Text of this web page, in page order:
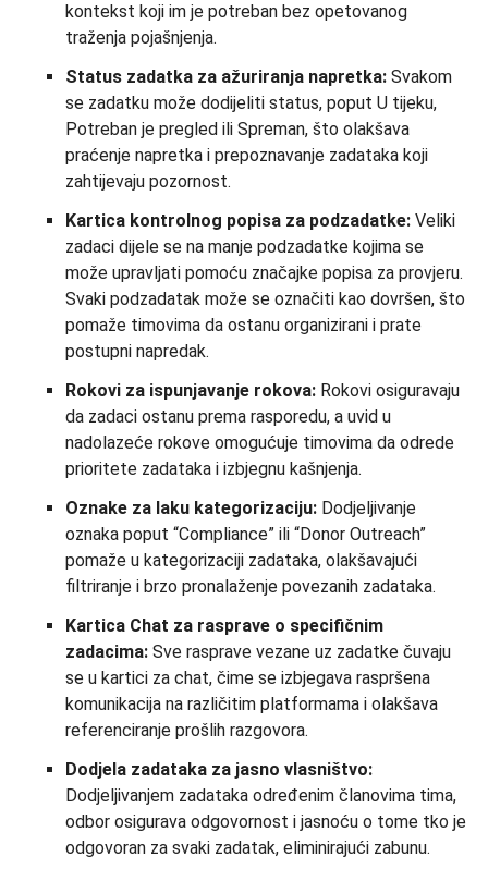
kontekst koji im je potreban bez opetovanog
traženja pojašnjenja.
Status zadatka za ažuriranja napretka: Svakom
se zadatku može dodijeliti status, poput U tijeku,
Potreban je pregled ili Spreman, što olakšava
praćenje napretka i prepoznavanje zadataka koji
zahtijevaju pozornost.
Kartica kontrolnog popisa za podzadatke: Veliki
zadaci dijele se na manje podzadatke kojima se
može upravljati pomoću značajke popisa za provjeru.
Svaki podzadatak može se označiti kao dovršen, što
pomaže timovima da ostanu organizirani i prate
postupni napredak.
Rokovi za ispunjavanje rokova: Rokovi osiguravaju
da zadaci ostanu prema rasporedu, a uvid u
nadolazeće rokove omogućuje timovima da odrede
prioritete zadataka i izbjegnu kašnjenja.
Oznake za laku kategorizaciju: Dodjeljivanje
oznaka poput “Compliance” ili “Donor Outreach”
pomaže u kategorizaciji zadataka, olakšavajući
filtriranje i brzo pronalaženje povezanih zadataka.
Kartica Chat za rasprave o specifičnim
zadacima: Sve rasprave vezane uz zadatke čuvaju
se u kartici za chat, čime se izbjegava raspršena
komunikacija na različitim platformama i olakšava
referenciranje prošlih razgovora.
Dodjela zadataka za jasno vlasništvo:
Dodjeljivanjem zadataka određenim članovima tima,
odbor osigurava odgovornost i jasnoću o tome tko je
odgovoran za svaki zadatak, eliminirajući zabunu.